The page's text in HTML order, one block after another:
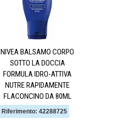
NIVEA BALSAMO CORPO
SOTTO LA DOCCIA
FORMULA IDRO-ATTIVA
NUTRE RAPIDAMENTE
FLACONCINO DA 80ML
Riferimento: 42288725